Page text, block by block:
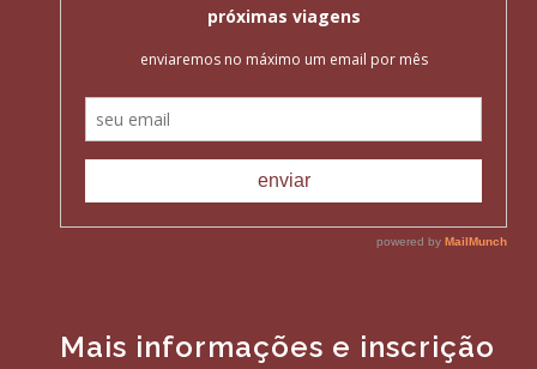
Mais informações e inscrição